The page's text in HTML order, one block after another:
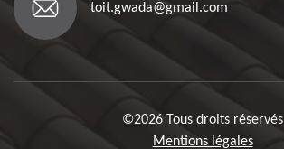
toit.gwada@gmail.com
©2026 Tous droits réservés
Mentions légales